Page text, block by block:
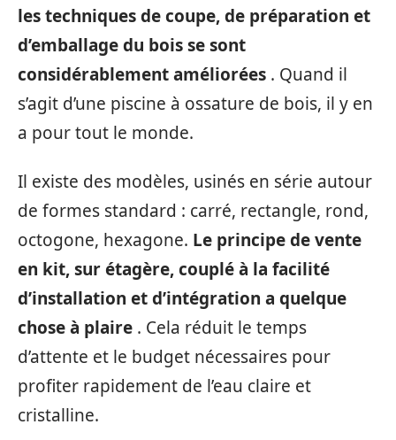
les techniques de coupe, de préparation et
d’emballage du bois se sont
considérablement améliorées . Quand il
s’agit d’une piscine à ossature de bois, il y en
a pour tout le monde.
Il existe des modèles, usinés en série autour
de formes standard : carré, rectangle, rond,
octogone, hexagone. Le principe de vente
en kit, sur étagère, couplé à la facilité
d’installation et d’intégration a quelque
chose à plaire . Cela réduit le temps
d’attente et le budget nécessaires pour
profiter rapidement de l’eau claire et
cristalline.